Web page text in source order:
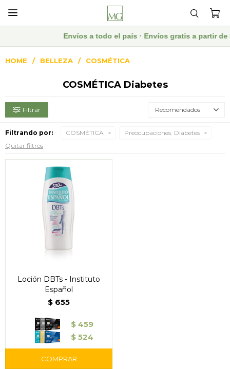

Envíos a todo el país · Envíos gratis a partir de
HOME BELLEZA COSMÉTICA
COSMÉTICA Diabetes
Recomendados
Filtrando por: COSMÉTICA Preocupaciones: Diabetes
Quitar filtros
Loción DBTs - Instituto
Español
$ 655
$ 459
$ 524